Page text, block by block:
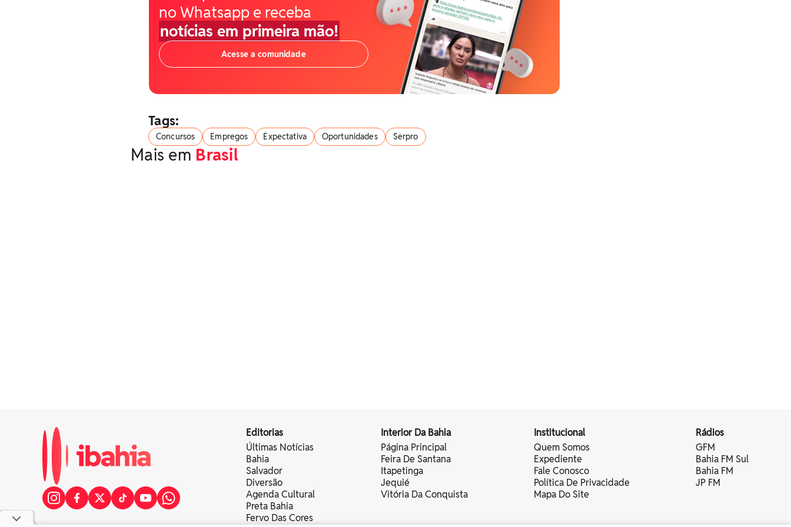
no Whatsapp e receba
notícias em primeira mão!
Acesse a comunidade
Tags:
Concursos Empregos Expectativa Oportunidades Serpro
Mais em Brasil
Editorias
Últimas Notícias
Bahia
Salvador
Diversão
Agenda Cultural
Preta Bahia
Fervo Das Cores
Interior Da Bahia
Página Principal
Feira De Santana
Itapetinga
Jequié
Vitória Da Conquista
Institucional
Quem Somos
Expediente
Fale Conosco
Política De Privacidade
Mapa Do Site
Rádios
GFM
Bahia FM Sul
Bahia FM
JP FM